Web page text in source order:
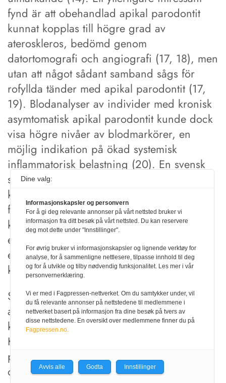
fynd är att obehandlad apikal parodontit
kunnat kopplas till högre grad av
ateroskleros, bedömd genom
datortomografi och angiografi (17, 18), men
utan att något sådant samband sågs för
rofyllda tänder med apikal parodontit (17,
19). Blodanalyser av individer med kronisk
asymtomatisk apikal parodontit kunde dock
visa högre nivåer av blodmarkörer, en
möjlig indikation på ökad systemisk
inflammatorisk belastning (20). En svensk
studie, som enbart inkluderade kvinnor,
kunde inte se något samband mellan
förekomst av apikal parodontit och
kardiovaskulär sjukdom (21). I tabell 1 ges
en översikt av studier inom området
endodontiska infektioner och hjärt-
kärlsjukdom.
Sammanfattningsvis tycks en positiv
association mellan apikal parodontit och
kardiovaskulär sjukdom vara trolig.
Kvaliteten på evidensen förblir dock ännu
på en moderat till låg nivå och ett
orsakssamband kan inte påvisas (22). Den
Dine valg:
Informasjonskapsler og personvern
For å gi deg relevante annonser på vårt nettsted bruker vi
informasjon fra ditt besøk på vårt nettsted. Du kan reservere
deg mot dette under "Innstillinger".
For øvrig bruker vi informasjonskapsler og lignende verktøy for
analyse, for å sammenligne nettlesere, tilpasse innhold til deg
og for å utvikle og tilby nødvendig funksjonalitet. Les mer i vår
personvernerklæring.
Vi er med i Fagpressen-nettverket. Om du samtykker under, vil
du få relevante annonser på nettstedene til medlemmene i
nettverket basert på informasjon fra dine besøk på tvers av
disse nettstedene. En oversikt over medlemmene finner du på
Fagpressen.no.
Avvis alle Godta Innstillinger